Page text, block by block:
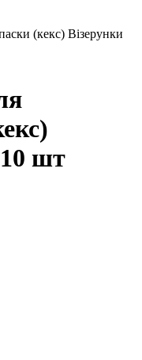
(кекс) Візерунки
шт